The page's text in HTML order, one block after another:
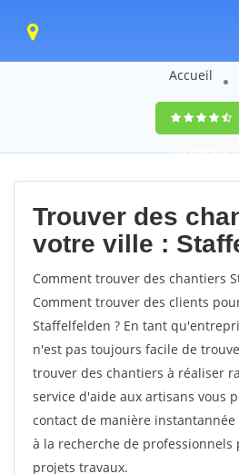
Accueil
9,5(100%)0
votes
Trouver des
votre ville :
Comment trouver des chantiers
Comment trouver des clients
Staffelfelden ? En tant
n'est pas toujours facile de
trouver des chantiers à réaliser
service d'aide aux artisans vous
contact de manière
à la recherche de
projets travaux.